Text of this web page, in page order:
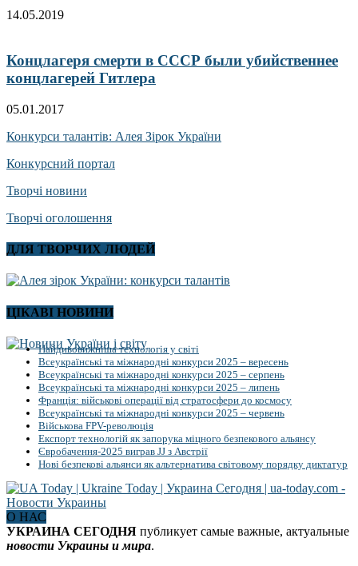
14.05.2019
Концлагеря смерти в СССР были убийственнее
концлагерей Гитлера
05.01.2017
Конкурси талантів: Алея Зірок України
Конкурсний портал
Творчі новини
Творчі оголошення
ДЛЯ ТВОРЧИХ ЛЮДЕЙ
ЦІКАВІ НОВИНИ
Найдивовижніша технологія у світі
Всеукраїнські та міжнародні конкурси 2025 – вересень
Всеукраїнські та міжнародні конкурси 2025 – серпень
Всеукраїнські та міжнародні конкурси 2025 – липень
Франція: військові операції від стратосфери до космосу
Всеукраїнські та міжнародні конкурси 2025 – червень
Військова FPV-революція
Експорт технологій як запорука міцного безпекового альянсу
Євробачення-2025 виграв JJ з Австрії
Нові безпекові альянси як альтернатива світовому порядку диктатур
О НАС
УКРАИНА СЕГОДНЯ публикует самые важные, актуальные
новости Украины и мира.